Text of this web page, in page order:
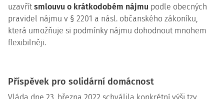
uzavřítsmlouvu o krátkodobém nájmu podle obecných
pravidel nájmu v § 2201 a násl. občanského zákoníku,
která umožňuje si podmínky nájmu dohodnout mnohem
flexibilněji.
Příspěvek pro solidární domácnost